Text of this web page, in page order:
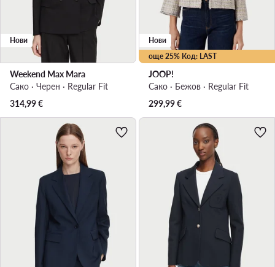
Нови
Weekend Max Mara
Сако · Черен · Regular Fit
314,99€
още 25% Код: LAST
Нови
JOOP!
Сако · Бежов · Regular Fit
299,99€